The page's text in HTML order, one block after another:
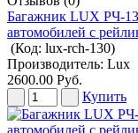
Багажник LUX РЧ-
автомобилей с
(Код: lux-rch-130)
Производитель: Lux
2600.00 Руб.
Купить